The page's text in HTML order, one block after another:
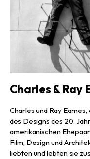
Charles & Ray
Charles und Ray
des Designs des 20.
amerikanischen
Film, Design und
liebten und lebten sie